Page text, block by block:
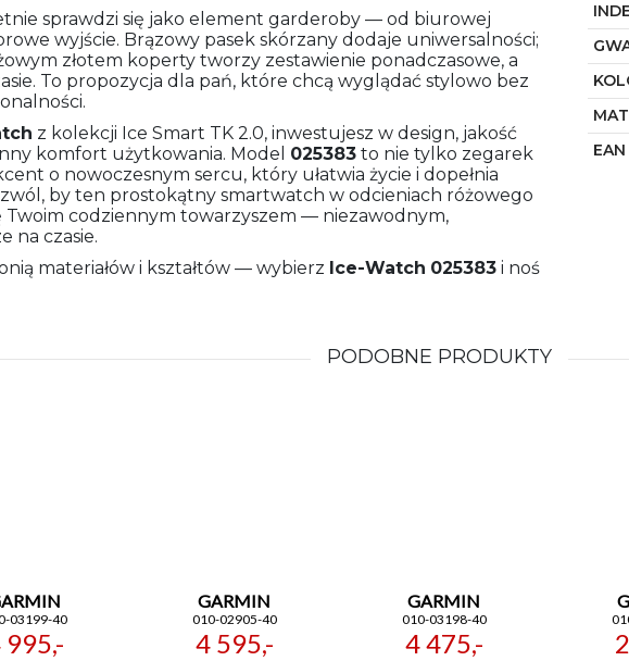
sprawdzi się jako element garderoby — od biurowej
wyjście. Brązowy pasek skórzany dodaje uniwersalności;
złotem koperty tworzy zestawienie ponadczasowe, a
To propozycja dla pań, które chcą wyglądać stylowo bez
z kolekcji Ice Smart TK 2.0, inwestujesz w design, jakość
komfort użytkowania. Model 025383 to nie tylko zegarek
o nowoczesnym sercu, który ułatwia życie i dopełnia
by ten prostokątny smartwatch w odcieniach różowego
Twoim codziennym towarzyszem — niezawodnym,
na czasie.
materiałów i kształtów — wybierz Ice-Watch 025383 i noś
EAN
PODOBNE PRODUKTY
03199-40
995,-
GARMIN
010-02905-40
4 595,-
GARMIN
010-03198-40
4 475,-